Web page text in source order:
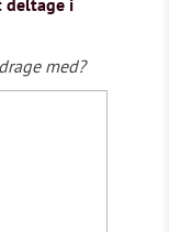
deltage i
med?